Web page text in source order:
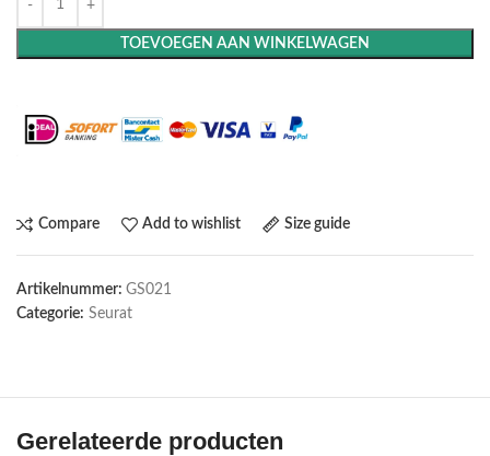
TOEVOEGEN AAN WINKELWAGEN
Compare Add to wishlist Size guide
Artikelnummer: GS021
Categorie: Seurat
Gerelateerde producten